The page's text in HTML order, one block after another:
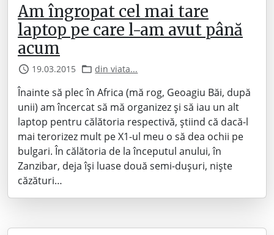
Am îngropat cel mai tare
laptop pe care l-am avut până
acum
19.03.2015 din viata...
Înainte să plec în Africa (mă rog, Geoagiu Băi, după
unii) am încercat să mă organizez și să iau un alt
laptop pentru călătoria respectivă, știind că dacă-l
mai terorizez mult pe X1-ul meu o să dea ochii pe
bulgari. În călătoria de la începutul anului, în
Zanzibar, deja își luase două semi-dușuri, niște
căzături…